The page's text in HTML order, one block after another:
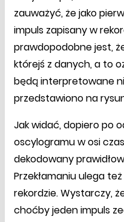
zauważyć, że jako
impuls zapisany w
prawdopodobne jest,
którejś z danych, a to
będą interpretowane
przedstawiono na
Jak widać, dopiero po
oscylogramu w osi
dekodowany
Przekłamaniu ulega
rekordzie. Wystarczy,
choćby jeden impuls